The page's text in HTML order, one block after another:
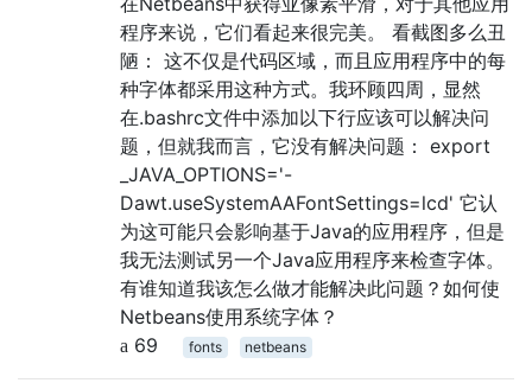
程序来说，它们看起来很完美。 看截图多么丑
陋： 这不仅是代码区域，而且应用程序中的每
种字体都采用这种方式。我环顾四周，显然
在.bashrc文件中添加以下行应该可以解决问
题，但就我而言，它没有解决问题： export
_JAVA_OPTIONS='-
Dawt.useSystemAAFontSettings=lcd' 它认
为这可能只会影响基于Java的应用程序，但是
我无法测试另一个Java应用程序来检查字体。
有谁知道我该怎么做才能解决此问题？如何使
Netbeans使用系统字体？
69
fonts netbeans